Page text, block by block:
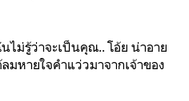
ไม่รู้ว่าจะเป็นคุณ.. โอ้ย น่าอาย
มหายใจคำแว่วมาจากเจ้าของ